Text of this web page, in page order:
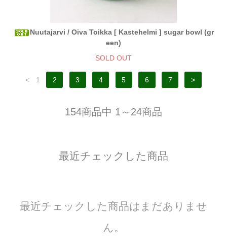
Nuutajarvi / Oiva Toikka [ Kastehelmi ] sugar bowl (gr
een)
SOLD OUT
< 1 2 3 4 5 6 7 >
154商品中 1～24商品
最近チェックした商品
最近チェックした商品はまだありませ
ん。